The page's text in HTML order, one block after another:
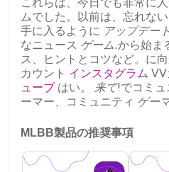
これらは、今日でも非常に
ムでした。以前は、忘れな
手に入るように アップデート
なニュース ゲーム.から始ま
ス、ヒントとコツなど。に
カウント インスタグラム VV
ューブ はい。 来て!でコミュ
ーマー、コミュニティ ゲー
MLBB製品の推奨事項